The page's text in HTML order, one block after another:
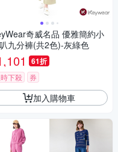
奇威名品 優雅簡約小
九分褲(共2色)-灰綠色
61折
下殺 券
加入購物車